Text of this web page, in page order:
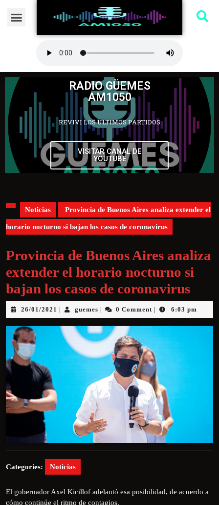
RADIO GÜEMES
AM1050
REVIVI LOS ULTIMOS PARTIDOS
VISITAR CANAL DE
YOUTUBE
Noticias Provincia de Buenos Aires analiza extender el
horario nocturno si bajan los casos de coronavirus
Provincia de Buenos Aires analiza
extender el horario nocturno si
bajan los casos de coronavirus
26/01/2021 guemes 0 Comment 6:03 pm
Categories: Noticias
El gobernador Axel Kicillof adelantó esa posibilidad, de acuerdo a
cómo continúe el ritmo de contagios.